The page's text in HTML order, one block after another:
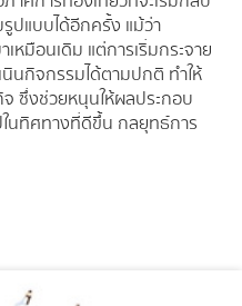
ปแบบได้อีกครั้ง แม้ว่า
หมือนเดิม แต่การเริ่มกระจาย
นินกิจกรรมได้ตามปกติ ทำให้
ซึ่งช่วยหนุนให้ผลประกอบ
นทิศทางที่ดีขึ้น กลยุทธ์การ